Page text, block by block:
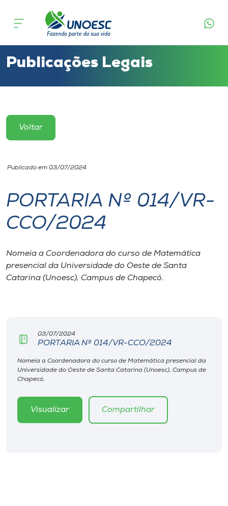
Cursos
Atendimento ao Estudante
Portal de Ensino
Unoesc
Internacionalização
I.nova
Diplomados
CPA
Biblioteca
Editora
Publicações Legais
Voltar
Publicado em 03/07/2024
PORTARIA Nº 014/VR-
CCO/2024
Nomeia a Coordenadora do curso de Matemática
presencial da Universidade do Oeste de Santa
Catarina (Unoesc), Campus de Chapecó.
03/07/2024
PORTARIA Nº 014/VR-CCO/2024
Nomeia a Coordenadora do curso de Matemática presencial da
Universidade do Oeste de Santa Catarina (Unoesc), Campus de
Chapecó.
Visualizar Compartilhar